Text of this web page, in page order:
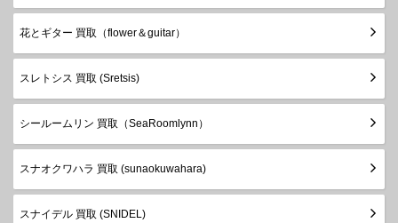
花とギター 買取（flower＆guitar）
スレトシス 買取 (Sretsis)
シールームリン 買取（SeaRoomlynn）
スナオクワハラ 買取 (sunaokuwahara)
スナイデル 買取 (SNIDEL)